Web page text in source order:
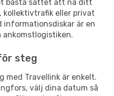
bästa sättet att nå ditt
eller privat
informationsdiskar är en
steg
Travellink är enkelt.
välj dina datum så